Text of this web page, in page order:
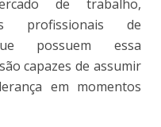
de trabalho,
profissionais de
possuem essa
capazes de assumir
em momentos